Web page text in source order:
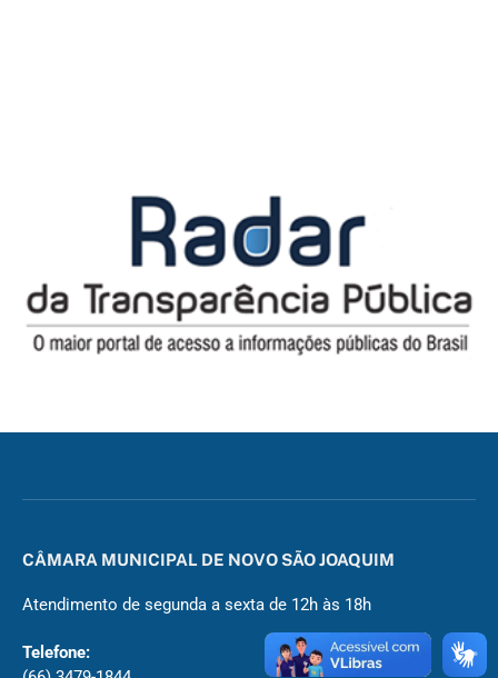
CÂMARA MUNICIPAL DE NOVO SÃO JOAQUIM
Atendimento de segunda a sexta de 12h às 18h
Telefone: